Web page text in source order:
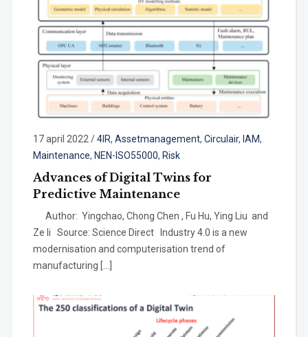
17 april 2022/4IR, Assetmanagement, Circulair, IAM,
Maintenance, NEN-ISO55000, Risk
Advances of Digital Twins for
Predictive Maintenance
Author: Yingchao, Chong Chen , Fu Hu, Ying Liu and
Ze li Source: Science Direct Industry 4.0 is a new
modernisation and computerisation trend of
manufacturing […]